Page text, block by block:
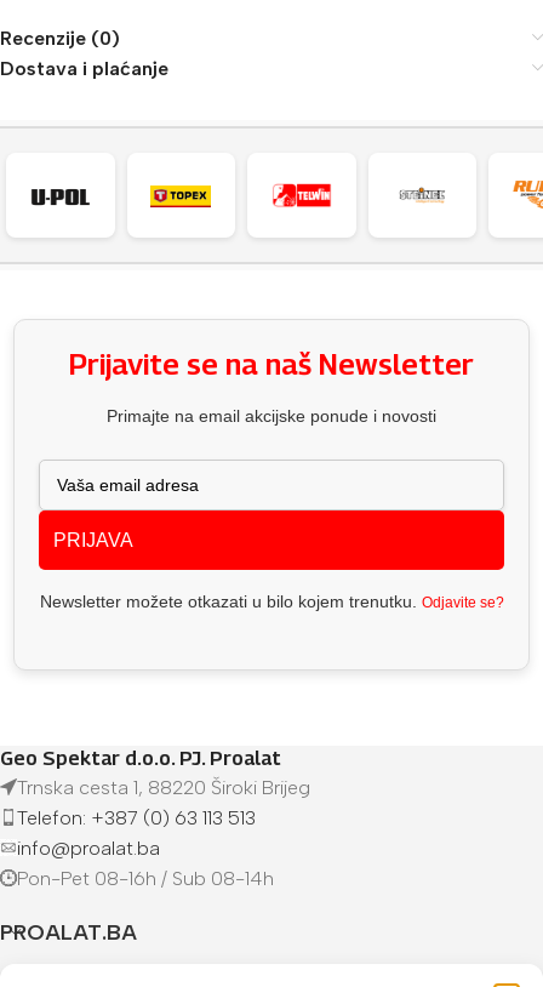
Recenzije (0)
Dostava i plaćanje
Prijavite se na naš Newsletter
Primajte na email akcijske ponude i novosti
PRIJAVA
Newsletter možete otkazati u bilo kojem trenutku. Odjavite se?
Geo Spektar d.o.o. PJ. Proalat
Trnska cesta 1, 88220 Široki Brijeg
Telefon: +387 (0) 63 113 513
info@proalat.ba
Pon-Pet 08-16h / Sub 08-14h
PROALAT.BA